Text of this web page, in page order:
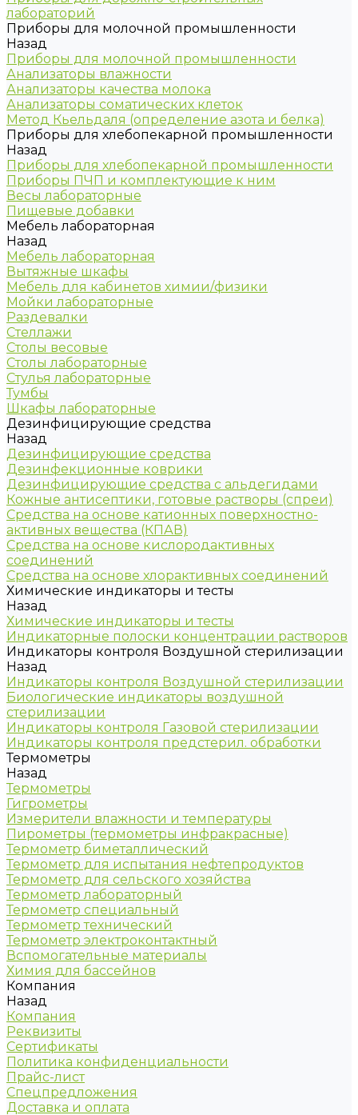
лабораторий
Приборы для молочной промышленности
Назад
Приборы для молочной промышленности
Анализаторы влажности
Анализаторы качества молока
Анализаторы соматических клеток
Метод Кьельдаля (определение азота и белка)
Приборы для хлебопекарной промышленности
Назад
Приборы для хлебопекарной промышленности
Приборы ПЧП и комплектующие к ним
Весы лабораторные
Пищевые добавки
Мебель лабораторная
Назад
Мебель лабораторная
Вытяжные шкафы
Мебель для кабинетов химии/физики
Мойки лабораторные
Раздевалки
Стеллажи
Столы весовые
Столы лабораторные
Стулья лабораторные
Тумбы
Шкафы лабораторные
Дезинфицирующие средства
Назад
Дезинфицирующие средства
Дезинфекционные коврики
Дезинфицирующие средства с альдегидами
Кожные антисептики, готовые растворы (спреи)
Средства на основе катионных поверхностно-
активных вещества (КПАВ)
Средства на основе кислородактивных
соединений
Средства на основе хлорактивных соединений
Химические индикаторы и тесты
Назад
Химические индикаторы и тесты
Индикаторные полоски концентрации растворов
Индикаторы контроля Воздушной стерилизации
Назад
Индикаторы контроля Воздушной стерилизации
Биологические индикаторы воздушной
стерилизации
Индикаторы контроля Газовой стерилизации
Индикаторы контроля предстерил. обработки
Термометры
Назад
Термометры
Гигрометры
Измерители влажности и температуры
Пирометры (термометры инфракрасные)
Термометр биметаллический
Термометр для испытания нефтепродуктов
Термометр для сельского хозяйства
Термометр лабораторный
Термометр специальный
Термометр технический
Термометр электроконтактный
Вспомогательные материалы
Химия для бассейнов
Компания
Назад
Компания
Реквизиты
Сертификаты
Политика конфиденциальности
Прайс-лист
Спецпредложения
Доставка и оплата